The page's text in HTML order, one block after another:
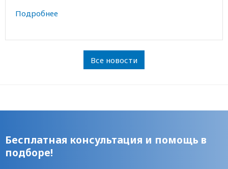
Подробнее
Все новости
Бесплатная консультация и помощь в
подборе!